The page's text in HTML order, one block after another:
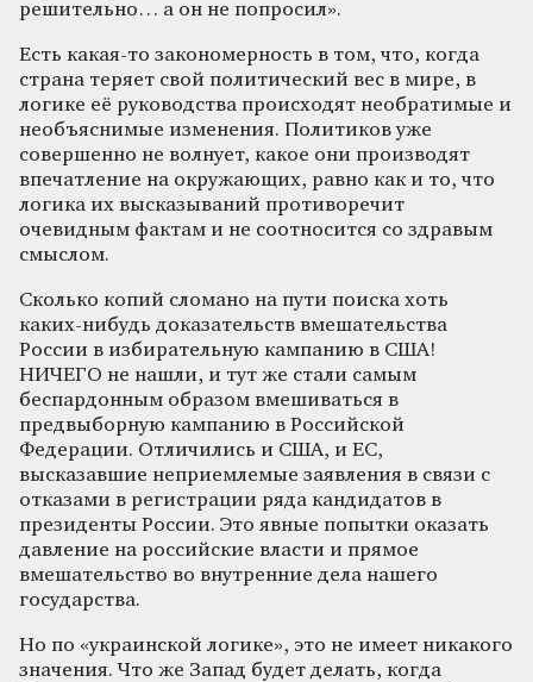
решительно… а он не попросил».
Есть какая-то закономерность в том, что, когда
страна теряет свой политический вес в мире, в
логике её руководства происходят необратимые и
необъяснимые изменения. Политиков уже
совершенно не волнует, какое они производят
впечатление на окружающих, равно как и то, что
логика их высказываний противоречит
очевидным фактам и не соотносится со здравым
смыслом.
Сколько копий сломано на пути поиска хоть
каких-нибудь доказательств вмешательства
России в избирательную кампанию в США!
НИЧЕГО не нашли, и тут же стали самым
беспардонным образом вмешиваться в
предвыборную кампанию в Российской
Федерации. Отличились и США, и ЕС,
высказавшие неприемлемые заявления в связи с
отказами в регистрации ряда кандидатов в
президенты России. Это явные попытки оказать
давление на российские власти и прямое
вмешательство во внутренние дела нашего
государства.
Но по «украинской логике», это не имеет никакого
значения. Что же Запад будет делать, когда